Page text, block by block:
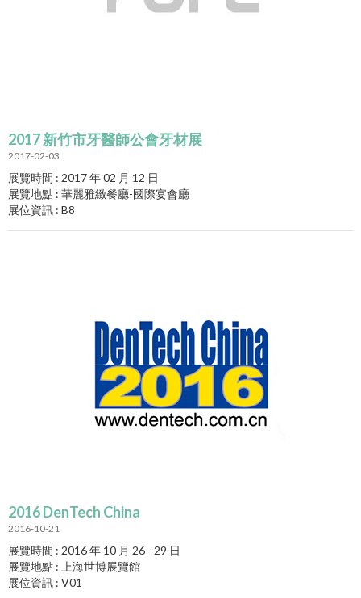
2017 新竹市牙醫師公會牙材展
2017-02-03
展覽時間 : 2017 年 02 月 12 日
展覽地點 : 華麗雅緻餐廳-國際宴會廳
展位資訊 : B8
2016 DenTech China
2016-10-21
展覽時間 : 2016 年 10 月 26 - 29 日
展覽地點 : 上海世博展覽館
展位資訊 : V01